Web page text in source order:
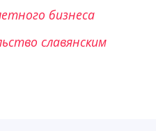
бизнеса
славянским